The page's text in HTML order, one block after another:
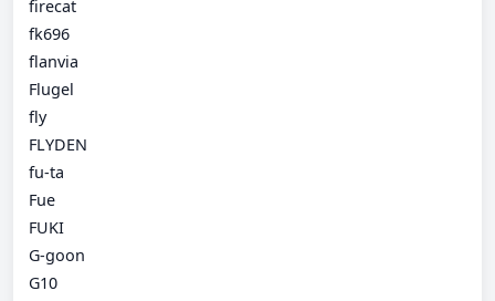
firecat
fk696
flanvia
Flugel
fly
FLYDEN
fu-ta
Fue
FUKI
G-goon
G10